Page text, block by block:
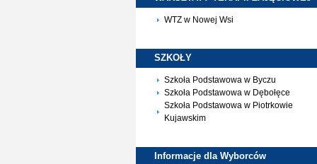
WTZ w Nowej Wsi
SZKOŁY
Szkoła Podstawowa w Byczu
Szkoła Podstawowa w Dębołęce
Szkoła Podstawowa w Piotrkowie
Kujawskim
Informacje dla Wyborców